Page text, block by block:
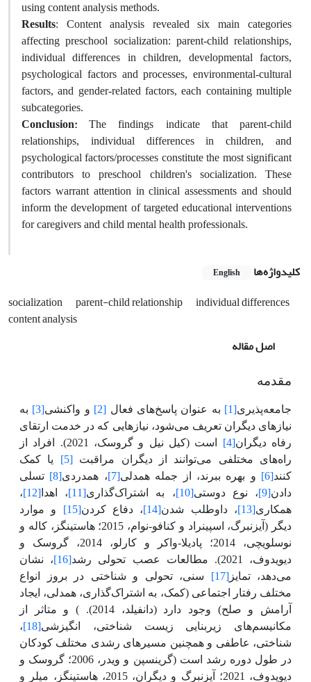
using content analysis methods.
Results: Content analysis revealed six main categories
affecting preschool socialization: parent-child relationships,
individual differences in children, developmental factors,
psychological factors and processes, environmental-cultural
factors, and gender-related factors, each containing multiple
subcategories.
Conclusion: The findings indicate that parent-child
relationships, individual differences in children, and
psychological factors/processes constitute the most significant
contributors to preschool children's socialization. These
factors warrant attention in clinical assessments and should
inform the development of targeted educational interventions
for caregivers and child mental health professionals.
کلیدواژه‌ها English
socialization parent-child relationship
individual differences
content analysis
اصل مقاله
مقدمه
جامعه‌پذیری[1] به عنوان پاسخ‌های فعال [2] و واکنشی[3] به
نیازهای دیگران تعریف می‌شود، نیازهایی که در خدمت ارتقای
رفاه دیگران[4] است (کیل نیل و گروسک، 2021).
افراد از
راه‌های مختلفی می‌توانند از دیگران مراقبت[5] یا کمک
کنند[6] و بهره ببرند، از جمله همدلی[7]، همدردی[8] تسلی
دادن[9]، نوع دوستی[10]، به اشتراک‌گذاری[11]، اهدا [12]،
همکاری[13]، داوطلب شدن[14]، دفاع کردن[15] و موارد
دیگر
(آیزنبرگ، اسپینراد و کنافو-نوام، 2015؛ هاستینگز، کاله و
نوسلویچی، 2014؛ پادیلا-واکر و کارلو، 2014، گروسک و
دیویدوف، 2021).
مطالعات عصب تحولی رشد[16]، نشان
می‌دهد، تمایز[17] سنی، تحولی و شناختی در بروز انواع
مختلف رفتار اجتماعی (کمک، به شتراک‌گذاری، همدلی، ایجاد
آرامش و صلح) وجود دارد (دانفیلد، 2014).
) و متاثر از
مکانیسم‌های زیربنایی زیست شناختی، انگیزشی[18]،
شناختی، عاطفی و همچنین مسیرهای رشدی مختلف کودکان
در طول دوره رشد است (گرینسپن و ویدر، 2006؛ گروسک و
دیویدوف، 2021؛ آیزنبرگ و دیگران، 2015، هاستینگز،
میلر و